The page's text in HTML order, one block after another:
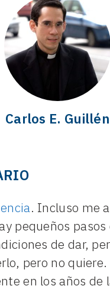
Carlos E. Guillén
. Incluso me
pequeños
de dar,
pero no quiere.
en los años de